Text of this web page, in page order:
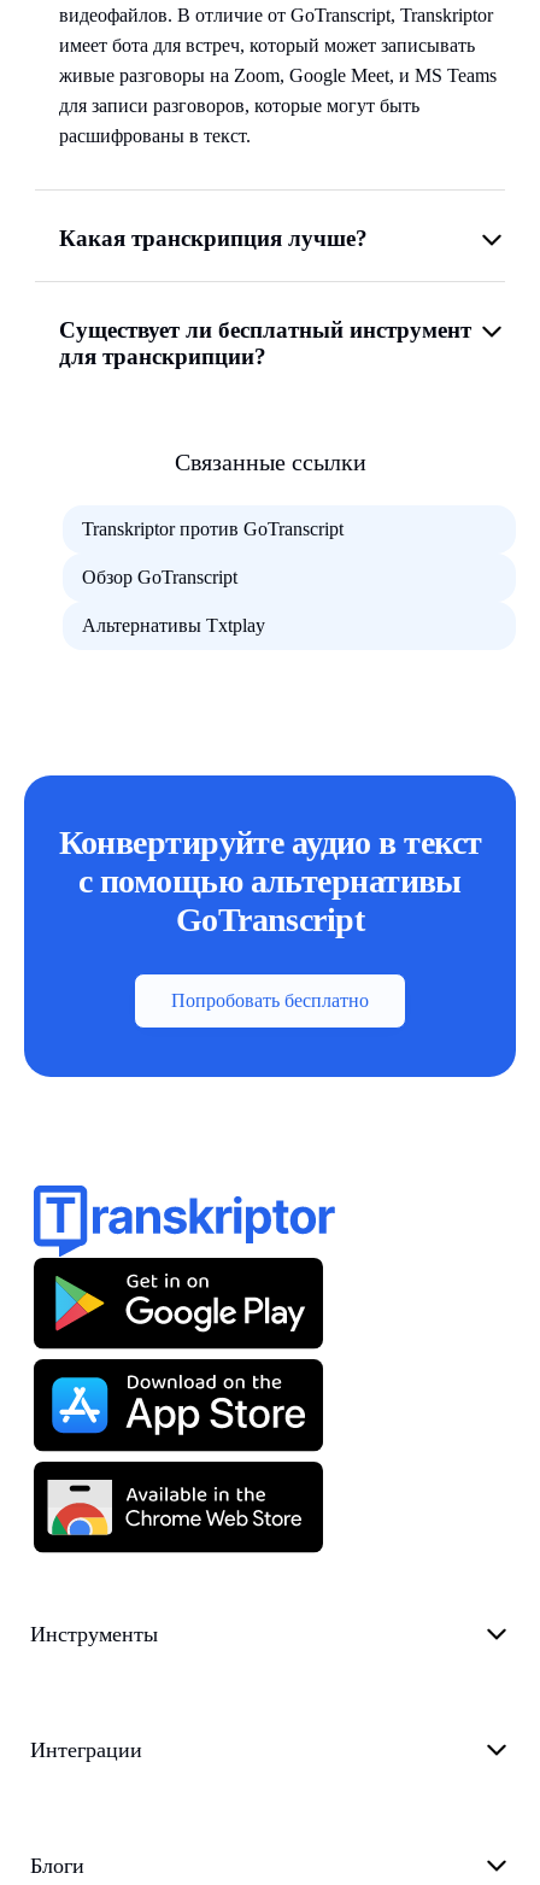
видеофайлов. В отличие от GoTranscript, Transkriptor
имеет бота для встреч, который может записывать
живые разговоры на Zoom, Google Meet, и MS Teams
для записи разговоров, которые могут быть
расшифрованы в текст.
Какая транскрипция лучше?
Существует ли бесплатный инструмент
для транскрипции?
Связанные ссылки
Transkriptor против GoTranscript
Обзор GoTranscript
Альтернативы Txtplay
Конвертируйте аудио в текст
с помощью альтернативы
GoTranscript
Попробовать бесплатно
Инструменты
Интеграции
Блоги